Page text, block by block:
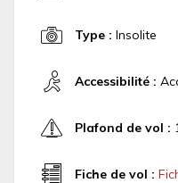
Type : Insolite
Accessibilité :
Plafond de vol :
Fiche de vol :